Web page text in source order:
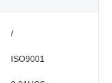
/
ISO9001